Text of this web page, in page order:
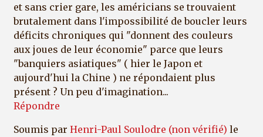
et sans crier gare, les américians se trouvaient
brutalement dans l'impossibilité de boucler leurs
déficits chroniques qui "donnent des couleurs
aux joues de leur économie" parce que leurs
"banquiers asiatiques" ( hier le Japon et
aujourd'hui la Chine ) ne répondaient plus
présent ? Un peu d'imagination...
Répondre
Soumis par Henri-Paul Soulodre (non vérifié) le